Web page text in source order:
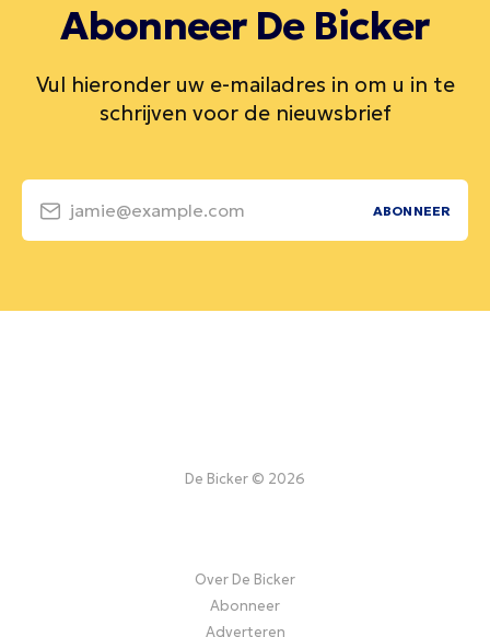
Abonneer De Bicker
Vul hieronder uw e-mailadres in om u in te
schrijven voor de nieuwsbrief
jamie@example.com ABONNEER
De Bicker © 2026
Over De Bicker
Abonneer
Adverteren